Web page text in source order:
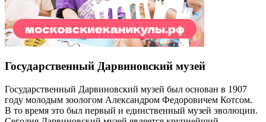
Государственный Дарвиновский музей
Государственный Дарвиновский музей был основан в 1907
году молодым зоологом Александром Федоровичем Котсом.
В то время это был первый и единственный музей эволюции.